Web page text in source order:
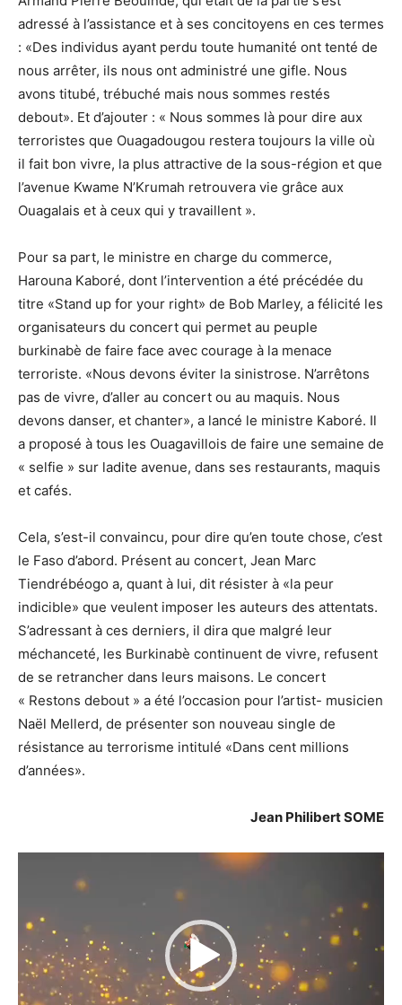
adressé à l’assistance et à ses concitoyens en ces termes
: «Des individus ayant perdu toute humanité ont tenté de
nous arrêter, ils nous ont administré une gifle. Nous
avons titubé, trébuché mais nous sommes restés
debout». Et d’ajouter : « Nous sommes là pour dire aux
terroristes que Ouagadougou restera toujours la ville où
il fait bon vivre, la plus attractive de la sous-région et que
l’avenue Kwame N’Krumah retrouvera vie grâce aux
Ouagalais et à ceux qui y travaillent ».
Pour sa part, le ministre en charge du commerce,
Harouna Kaboré, dont l’intervention a été précédée du
titre «Stand up for your right» de Bob Marley, a félicité les
organisateurs du concert qui permet au peuple
burkinabè de faire face avec courage à la menace
terroriste. «Nous devons éviter la sinistrose. N’arrêtons
pas de vivre, d’aller au concert ou au maquis. Nous
devons danser, et chanter», a lancé le ministre Kaboré. Il
a proposé à tous les Ouagavillois de faire une semaine de
« selfie » sur ladite avenue, dans ses restaurants, maquis
et cafés.
Cela, s’est-il convaincu, pour dire qu’en toute chose, c’est
le Faso d’abord. Présent au concert, Jean Marc
Tiendrébéogo a, quant à lui, dit résister à «la peur
indicible» que veulent imposer les auteurs des attentats.
S’adressant à ces derniers, il dira que malgré leur
méchanceté, les Burkinabè continuent de vivre, refusent
de se retrancher dans leurs maisons. Le concert
« Restons debout » a été l’occasion pour l’artist- musicien
Naël Mellerd, de présenter son nouveau single de
résistance au terrorisme intitulé «Dans cent millions
d’années».
Jean Philibert SOME
Lecteur